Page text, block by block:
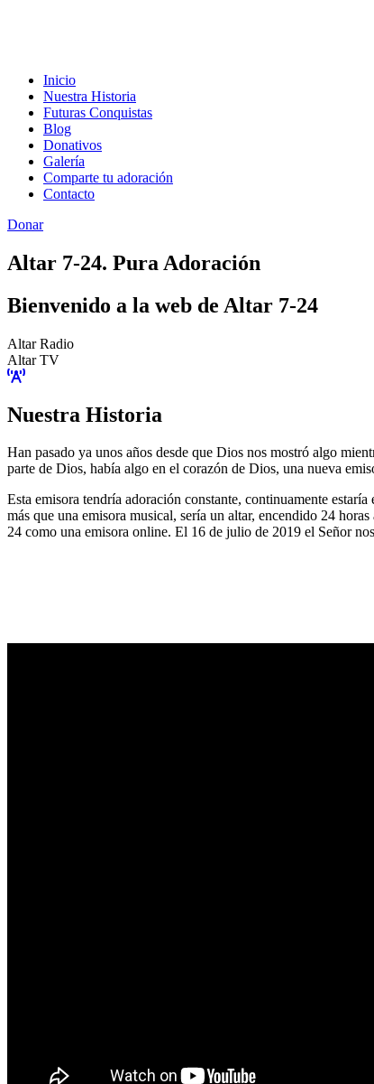
Inicio
Nuestra Historia
Futuras Conquistas
Blog
Donativos
Galería
Comparte tu adoración
Contacto
Donar
Altar 7-24. Pura Adoración
Bienvenido a la web de Altar 7-24
Altar Radio
Altar TV
Nuestra Historia
Han pasado ya unos años desde que Dios nos mostró algo
parte de Dios, había algo en el corazón de Dios, una nueva
Esta emisora tendría adoración constante, continuamente
más que una emisora musical, sería un altar, encendido 24
24 como una emisora online. El 16 de julio de 2019 el Señor